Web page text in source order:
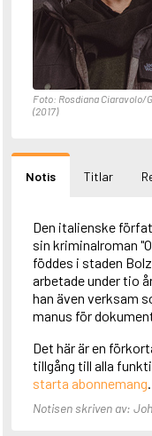
Foto: Rosdiana Ciaravolo/
(2017)
Notis Titlar
Den italienske
sin kriminalroman
föddes i staden
arbetade under tio
han även verksam
manus för
Det här är en
tillgång till alla
starta abonnemang.
Notisen skriven av: